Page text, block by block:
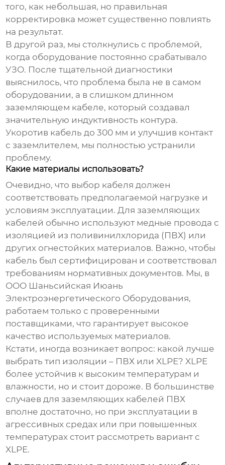
того, как небольшая, но правильная
корректировка может существенно повлиять
на результат.
В другой раз, мы столкнулись с проблемой,
когда оборудование постоянно срабатывало
УЗО. После тщательной диагностики
выяснилось, что проблема была не в самом
оборудовании, а в слишком длинном
заземляющем кабеле, который создавал
значительную индуктивность контура.
Укоротив кабель до 300 мм и улучшив контакт
с заземлителем, мы полностью устранили
проблему.
Какие материалы использовать?
Очевидно, что выбор кабеля должен
соответствовать предполагаемой нагрузке и
условиям эксплуатации. Длязаземляющих
кабелей обычно используют медные провода с
изоляцией из поливинилхлорида (ПВХ) или
других огнестойких материалов. Важно, чтобы
кабель был сертифицирован и соответствовал
требованиям нормативных документов. Мы, в
ООО Шаньсийская Июань
Электроэнергетического Оборудования,
работаем только с проверенными
поставщиками, что гарантирует высокое
качество используемых материалов.
Кстати, иногда возникает вопрос: какой лучше
выбрать тип изоляции – ПВХ или XLPE? XLPE
более устойчив к высоким температурам и
влажности, но и стоит дороже. В большинстве
случаев длязаземляющих кабелей ПВХ
вполне достаточно, но при эксплуатации в
агрессивных средах или при повышенных
температурах стоит рассмотреть вариант с
XLPE.